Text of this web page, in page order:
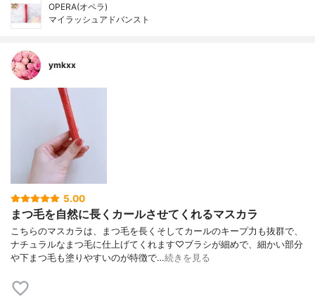
OPERA(オペラ)
マイラッシュアドバンスト
ymkxx
5.00
まつ毛を自然に長くカールさせてくれるマスカラ
こちらのマスカラは、まつ毛を長くそしてカールのキープ力も抜群で、
ナチュラルなまつ毛に仕上げてくれます♡ブラシが細めで、細かい部分
や下まつ毛も塗りやすいのが特徴で…続きを見る